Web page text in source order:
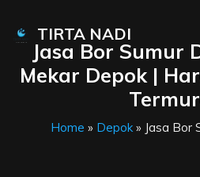
TIRTA NADI
Jasa Bor Sumur
Mekar Depok |
Home » Depok» Jasa Bor